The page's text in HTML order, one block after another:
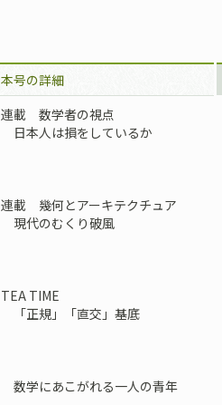
本号の詳細
連載 数学者の視点
日本人は損をしているか
連載 幾何とアーキテクチュア
現代のむくり破風
TEA TIME
「正規」「直交」基底
数学にあこがれる一人の青年